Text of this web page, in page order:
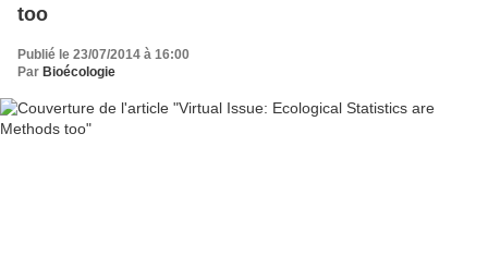
too
Publié le 23/07/2014 à 16:00
Par Bioécologie